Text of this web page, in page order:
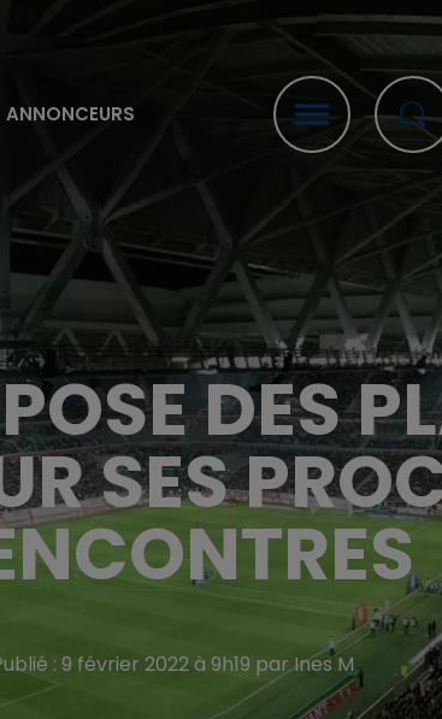
ANNONCEURS
DES
SES
: 9 février 2022 à 9h19 par Ines M